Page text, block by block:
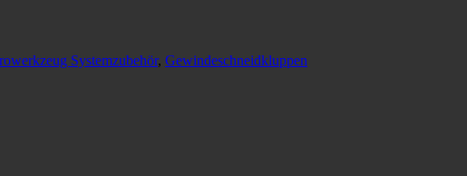
Systemzubehör, Gewindeschneidkluppen